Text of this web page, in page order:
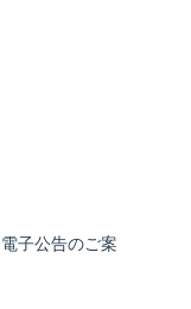
子公告のご案